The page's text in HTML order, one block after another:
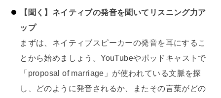
【聞く】ネイティブの発音を聞いてリスニング力ア
ップ
まずは、ネイティブスピーカーの発音を耳にするこ
とから始めましょう。YouTubeやポッドキャストで
「proposal of marriage」が使われている文脈を探
し、どのように発音されるか、またその言葉がどの